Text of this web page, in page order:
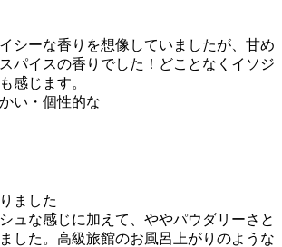
シーな香りを想像していましたが、甘め
パイスの香りでした！どことなくイソジ
感じます。
い・個性的な
ました
ュな感じに加えて、ややパウダリーさと
した。高級旅館のお風呂上がりのような